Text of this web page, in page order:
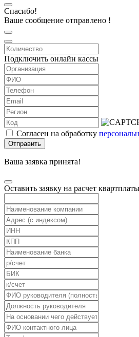
Спасибо!
Ваше сообщение отправлено !
Подключить онлайн кассы
Согласен на обработку
Отправить
Ваша заявка принята!
Оставить заявку на расчет квартплаты